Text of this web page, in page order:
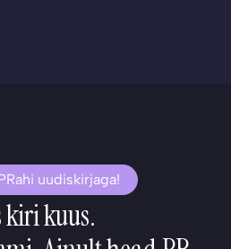
uudiskirjaga!
kiri kuus.